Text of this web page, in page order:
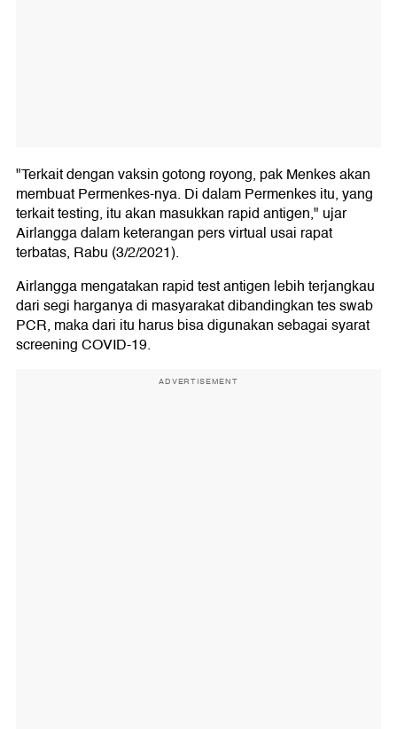
"Terkait dengan vaksin gotong royong, pak Menkes akan
membuat Permenkes-nya. Di dalam Permenkes itu, yang
terkait testing, itu akan masukkan rapid antigen," ujar
Airlangga dalam keterangan pers virtual usai rapat
terbatas, Rabu (3/2/2021).
Airlangga mengatakan rapid test antigen lebih terjangkau
dari segi harganya di masyarakat dibandingkan tes swab
PCR, maka dari itu harus bisa digunakan sebagai syarat
screening COVID-19.
ADVERTISEMENT